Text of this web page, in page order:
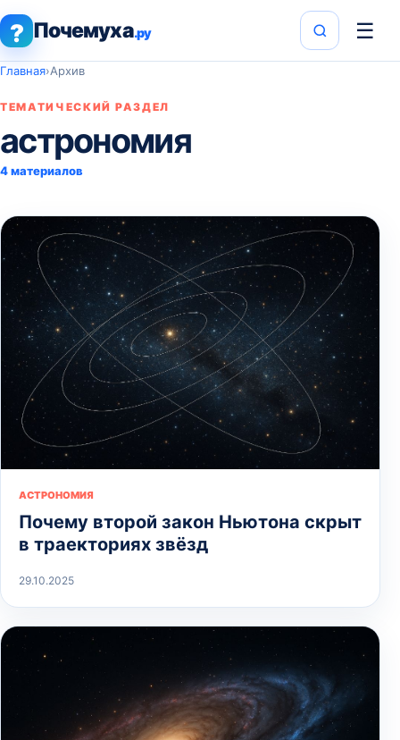
? Почемуха.ру ☰
Главная›Архив
ТЕМАТИЧЕСКИЙ РАЗДЕЛ
астрономия
4 материалов
АСТРОНОМИЯ
Почему второй закон Ньютона скрыт
в траекториях звёзд
29.10.2025